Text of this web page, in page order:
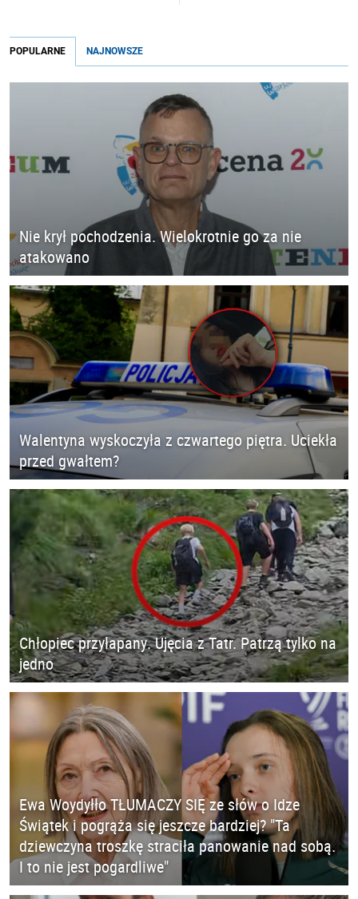
POPULARNE NAJNOWSZE
Nie krył pochodzenia. Wielokrotnie go za nie
atakowano
Walentyna wyskoczyła z czwartego piętra. Uciekła
przed gwałtem?
Chłopiec przyłapany. Ujęcia z Tatr. Patrzą tylko na
jedno
Ewa Woydyłło TŁUMACZY SIĘ ze słów o Idze
Świątek i pogrąża się jeszcze bardziej? "Ta
dziewczyna troszkę straciła panowanie nad sobą.
I to nie jest pogardliwe"